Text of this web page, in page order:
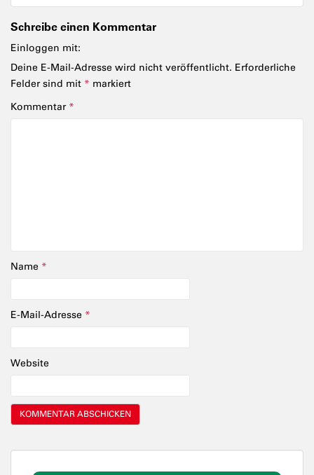
Schreibe einen Kommentar
Einloggen mit:
Deine E-Mail-Adresse wird nicht veröffentlicht. Erforderliche
Felder sind mit * markiert
Kommentar *
Name *
E-Mail-Adresse *
Website